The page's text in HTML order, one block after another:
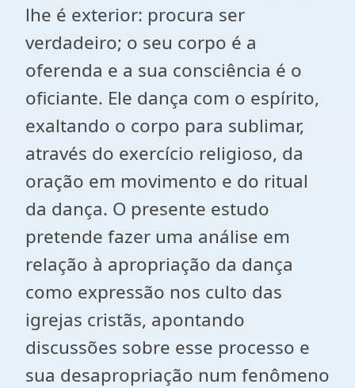
lhe é exterior: procura ser
verdadeiro; o seu corpo é a
oferenda e a sua consciência é o
oficiante. Ele dança com o espírito,
exaltando o corpo para sublimar,
através do exercício religioso, da
oração em movimento e do ritual
da dança. O presente estudo
pretende fazer uma análise em
relação à apropriação da dança
como expressão nos culto das
igrejas cristãs, apontando
discussões sobre esse processo e
sua desapropriação num fenômeno